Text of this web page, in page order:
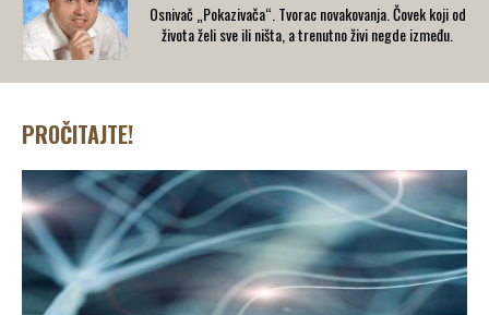
Osnivač „Pokazivača“. Tvorac novakovanja. Čovek koji od
života želi sve ili ništa, a trenutno živi negde između.
PROČITAJTE!